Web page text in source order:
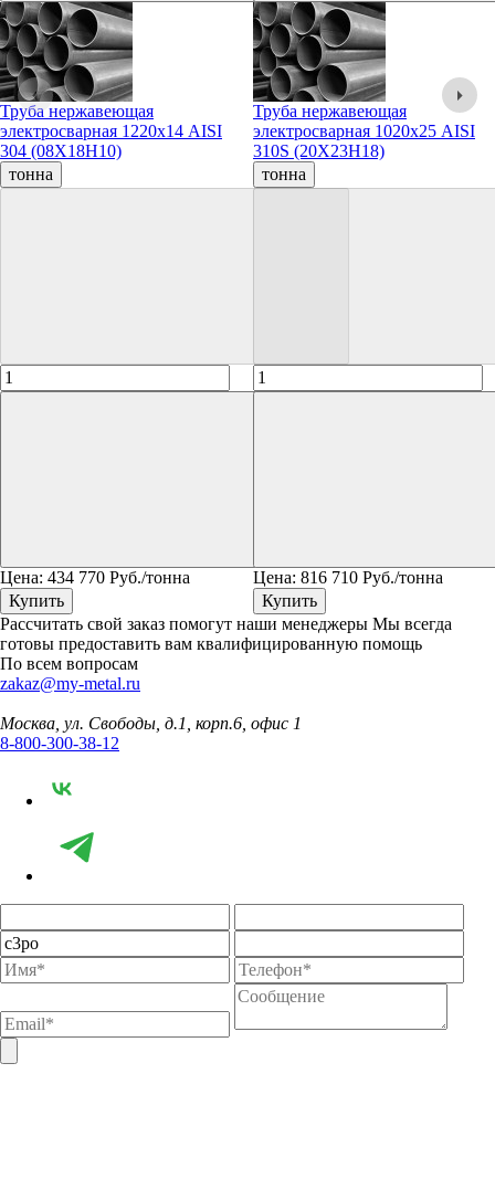
Труба нержавеющая
электросварная 1220х14 AISI
304 (08Х18Н10)
тонна
Цена: 434 770 Руб./тонна
Купить
Труба нержавеющая
электросварная 1020х25 AISI
310S (20Х23Н18)
тонна
Цена: 816 710 Руб./тонна
Купить
Рассчитать свой заказ помогут наши менеджеры Мы всегда
готовы предоставить вам квалифицированную помощь
По всем вопросам
zakaz@my-metal.ru
Москва, ул. Свободы, д.1, корп.6, офис 1
8-800-300-38-12